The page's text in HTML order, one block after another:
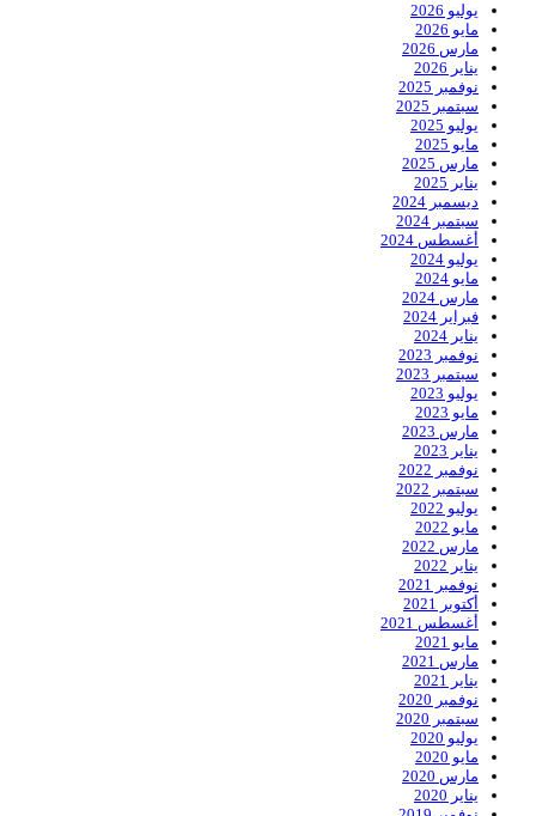
يوليو 2026
مايو 2026
مارس 2026
يناير 2026
نوفمبر 2025
سبتمبر 2025
يوليو 2025
مايو 2025
مارس 2025
يناير 2025
ديسمبر 2024
سبتمبر 2024
أغسطس 2024
يوليو 2024
مايو 2024
مارس 2024
فبراير 2024
يناير 2024
نوفمبر 2023
سبتمبر 2023
يوليو 2023
مايو 2023
مارس 2023
يناير 2023
نوفمبر 2022
سبتمبر 2022
يوليو 2022
مايو 2022
مارس 2022
يناير 2022
نوفمبر 2021
أكتوبر 2021
أغسطس 2021
مايو 2021
مارس 2021
يناير 2021
نوفمبر 2020
سبتمبر 2020
يوليو 2020
مايو 2020
مارس 2020
يناير 2020